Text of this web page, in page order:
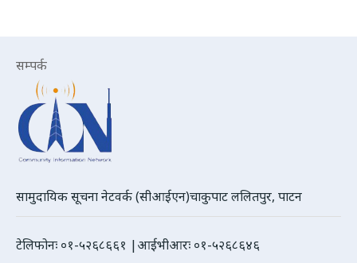
सम्पर्क
सामुदायिक सूचना नेटवर्क (सीआईएन)चाकुपाट ललितपुर, पाटन
टेलिफोनः ०१-५२६८६६१ |आईभीआरः ०१-५२६८६४६